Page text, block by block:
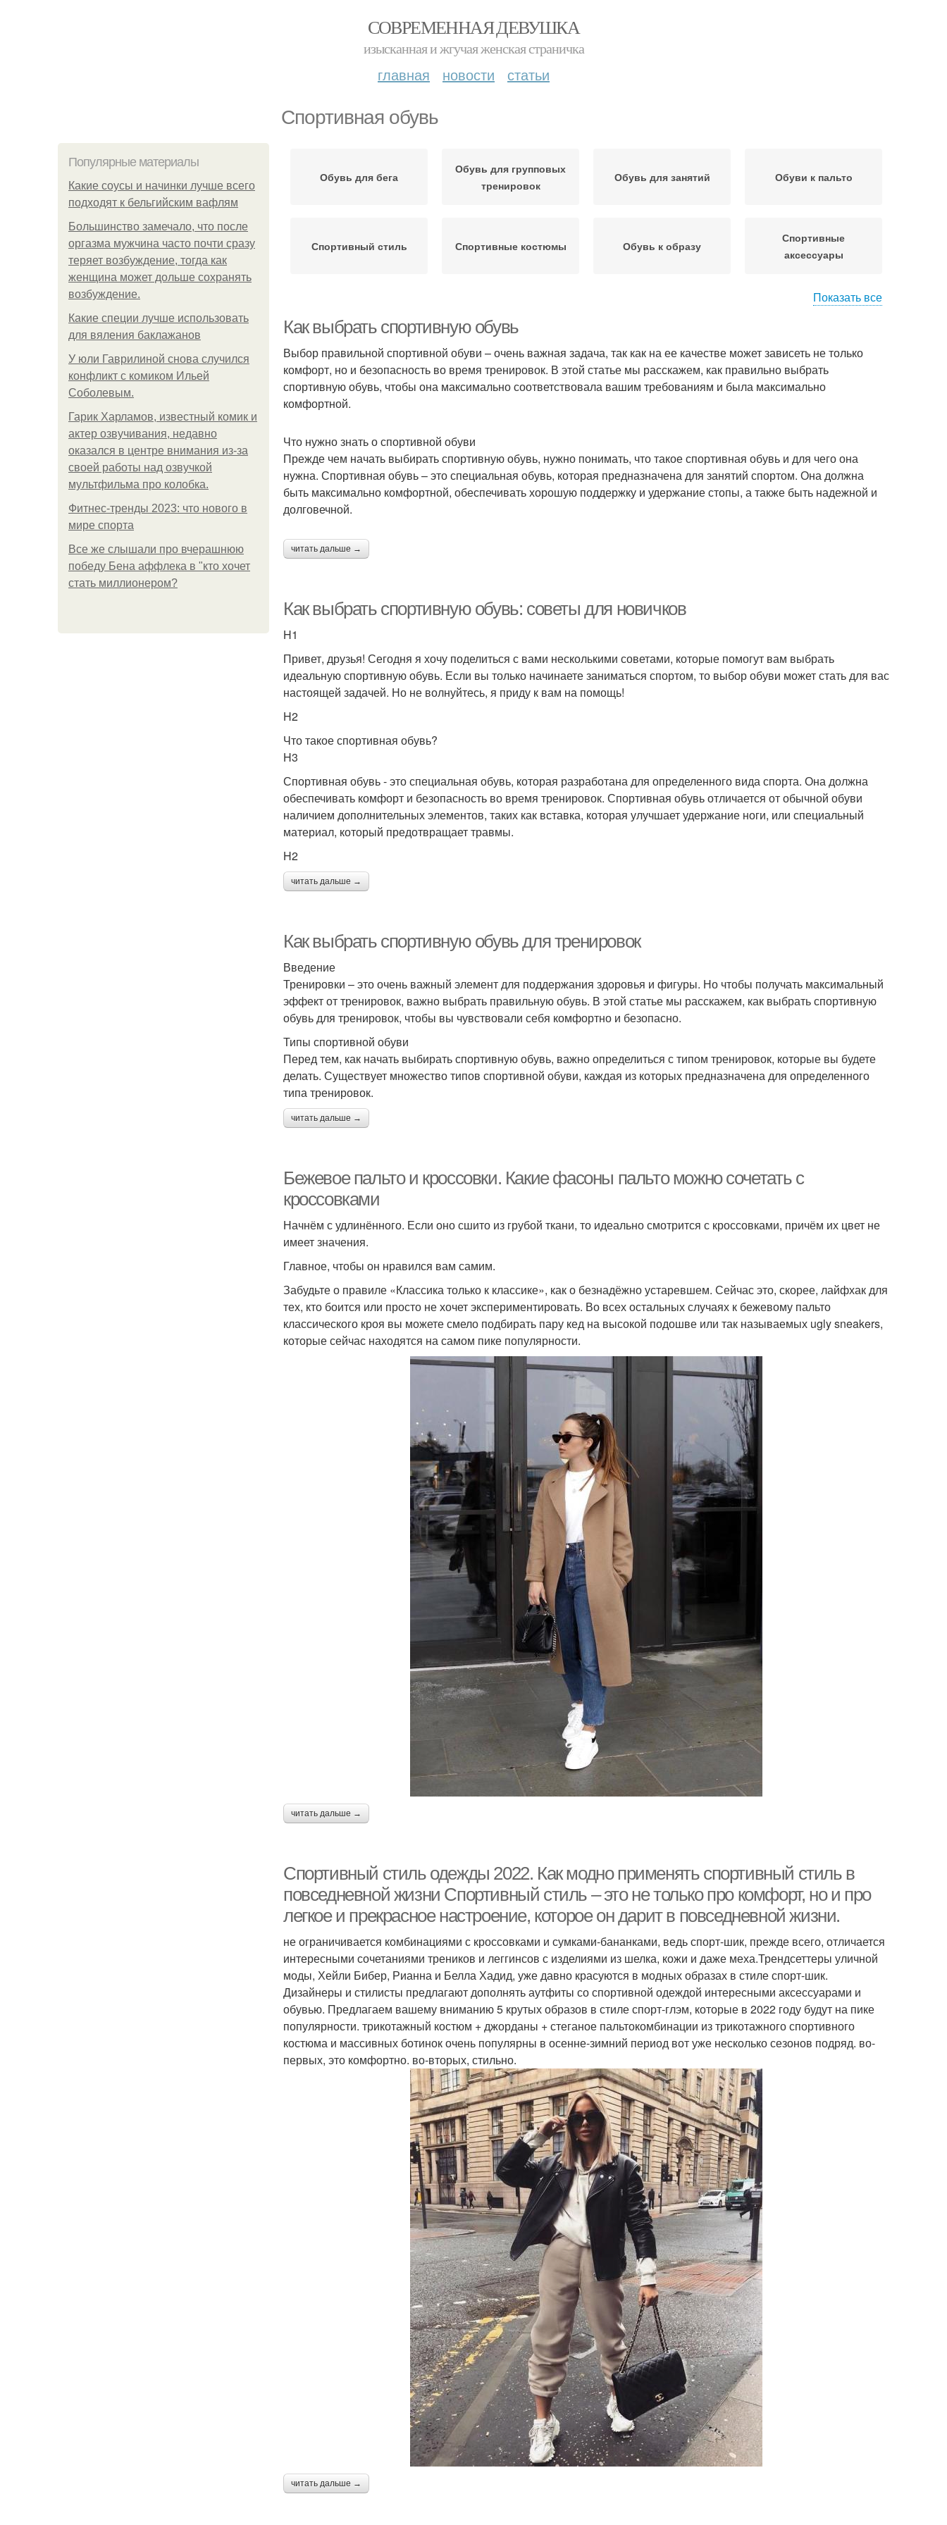
СОВРЕМЕННАЯ ДЕВУШКА
изысканная и жгучая женская страничка
главная новости статьи
Спортивная обувь
Популярные материалы
Какие соусы и начинки лучше всего
подходят к бельгийским вафлям
Большинство замечало, что после
оргазма мужчина часто почти сразу
теряет возбуждение, тогда как
женщина может дольше сохранять
возбуждение.
Какие специи лучше использовать
для вяления баклажанов
У юли Гаврилиной снова случился
конфликт с комиком Ильей
Соболевым.
Гарик Харламов, известный комик и
актер озвучивания, недавно
оказался в центре внимания из-за
своей работы над озвучкой
мультфильма про колобка.
Фитнес-тренды 2023: что нового в
мире спорта
Все же слышали про вчерашнюю
победу Бена аффлека в "кто хочет
стать миллионером?
Обувь для бега
Обувь для групповых
тренировок
Обувь для занятий Обуви к пальто
Спортивный стиль Спортивные костюмы Обувь к образу
Спортивные
аксессуары
Показать все
Как выбрать спортивную обувь
Выбор правильной спортивной обуви – очень важная задача, так как на ее качестве может зависеть не только
комфорт, но и безопасность во время тренировок. В этой статье мы расскажем, как правильно выбрать
спортивную обувь, чтобы она максимально соответствовала вашим требованиям и была максимально
комфортной.
Что нужно знать о спортивной обуви
Прежде чем начать выбирать спортивную обувь, нужно понимать, что такое спортивная обувь и для чего она
нужна. Спортивная обувь – это специальная обувь, которая предназначена для занятий спортом. Она должна
быть максимально комфортной, обеспечивать хорошую поддержку и удержание стопы, а также быть надежной и
долговечной.
читать дальше →
Как выбрать спортивную обувь: советы для новичков
H1
Привет, друзья! Сегодня я хочу поделиться с вами несколькими советами, которые помогут вам выбрать
идеальную спортивную обувь. Если вы только начинаете заниматься спортом, то выбор обуви может стать для вас
настоящей задачей. Но не волнуйтесь, я приду к вам на помощь!
H2
Что такое спортивная обувь?
H3
Спортивная обувь - это специальная обувь, которая разработана для определенного вида спорта. Она должна
обеспечивать комфорт и безопасность во время тренировок. Спортивная обувь отличается от обычной обуви
наличием дополнительных элементов, таких как вставка, которая улучшает удержание ноги, или специальный
материал, который предотвращает травмы.
H2
читать дальше →
Как выбрать спортивную обувь для тренировок
Введение
Тренировки – это очень важный элемент для поддержания здоровья и фигуры. Но чтобы получать максимальный
эффект от тренировок, важно выбрать правильную обувь. В этой статье мы расскажем, как выбрать спортивную
обувь для тренировок, чтобы вы чувствовали себя комфортно и безопасно.
Типы спортивной обуви
Перед тем, как начать выбирать спортивную обувь, важно определиться с типом тренировок, которые вы будете
делать. Существует множество типов спортивной обуви, каждая из которых предназначена для определенного
типа тренировок.
читать дальше →
Бежевое пальто и кроссовки. Какие фасоны пальто можно сочетать с
кроссовками
Начнём с удлинённого. Если оно сшито из грубой ткани, то идеально смотрится с кроссовками, причём их цвет не
имеет значения.
Главное, чтобы он нравился вам самим.
Забудьте о правиле «Классика только к классике», как о безнадёжно устаревшем. Сейчас это, скорее, лайфхак для
тех, кто боится или просто не хочет экспериментировать. Во всех остальных случаях к бежевому пальто
классического кроя вы можете смело подбирать пару кед на высокой подошве или так называемых ugly sneakers,
которые сейчас находятся на самом пике популярности.
читать дальше →
Спортивный стиль одежды 2022. Как модно применять спортивный стиль в
повседневной жизни Спортивный стиль – это не только про комфорт, но и про
легкое и прекрасное настроение, которое он дарит в повседневной жизни.
не ограничивается комбинациями с кроссовками и сумками-бананками, ведь спорт-шик, прежде всего, отличается
интересными сочетаниями треников и леггинсов с изделиями из шелка, кожи и даже меха.Трендсеттеры уличной
моды, Хейли Бибер, Рианна и Белла Хадид, уже давно красуются в модных образах в стиле спорт-шик.
Дизайнеры и стилисты предлагают дополнять аутфиты со спортивной одеждой интересными аксессуарами и
обувью. Предлагаем вашему вниманию 5 крутых образов в стиле спорт-глэм, которые в 2022 году будут на пике
популярности. трикотажный костюм + джорданы + стеганое пальтокомбинации из трикотажного спортивного
костюма и массивных ботинок очень популярны в осенне-зимний период вот уже несколько сезонов подряд. во-
первых, это комфортно. во-вторых, стильно.
читать дальше →